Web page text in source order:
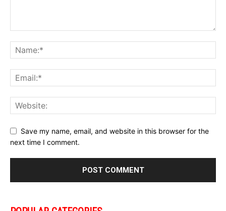
Save my name, email, and website in this browser for the
next time I comment.